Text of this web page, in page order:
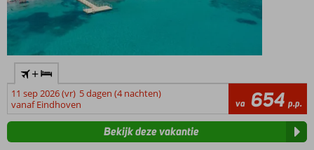
+
11 sep 2026 (vr) 5 dagen (4 nachten)
vanaf Eindhoven
va 654 p.p.
Bekijk deze vakantie